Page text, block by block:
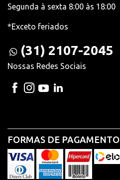
Segunda à sexta 8:00 às 18:00
*Exceto feriados
(31) 2107-2045
Nossas Redes Sociais
FORMAS DE PAGAMENTO